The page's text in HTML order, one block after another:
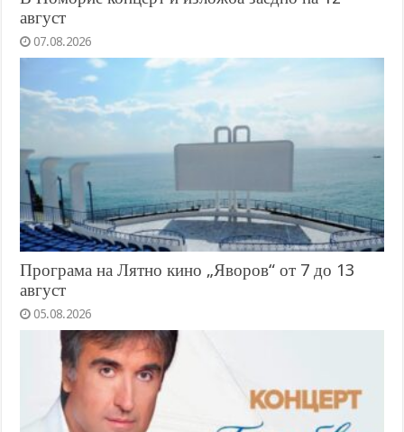
август
07.08.2026
Програма на Лятно кино „Яворов“ от 7 до 13
август
05.08.2026